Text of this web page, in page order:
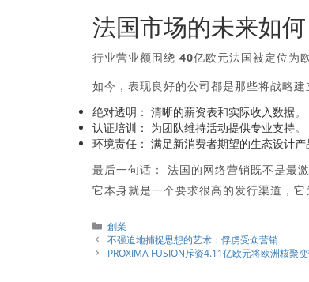
法国市场的未来如何
行业营业额围绕 40亿欧元法国被定位为
如今，表现良好的公司都是那些将战略
绝对透明： 清晰的薪资表和实际收入数据。
认证培训： 为团队维持活动提供专业支持。
环境责任： 满足新消费者期望的生态设计产
最后一句话：
法国的网络营销既不是最
它本身就是一个要求很高的发行渠道，
分
類
創業
不强迫地捕捉思想的艺术：俘虏受众营销
PROXIMA FUSION斥资4.11亿欧元将欧洲核聚